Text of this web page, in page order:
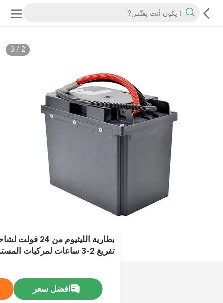
2
/
3
بطارية الليثيوم
تفريغ 2-3 ساعات لمركبات المستودعات
افضل سعر